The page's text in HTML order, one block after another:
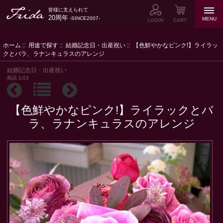
皆様に支えられて
20周年-SINCE2007- LOGIN CART MENU
ホーム :: 用途で探す:: 結婚記念日・出産祝い:: 【色鮮やかなピンク!】ライラッ
クとバラ、ラナンキュラスのアレンジ
結婚記念日・出産祝い
商品 1/23
【色鮮やかなピンク!】ライラックとバ
ラ、ラナンキュラスのアレンジ